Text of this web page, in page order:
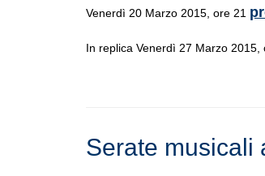
Venerdì 20 Marzo 2015, ore 21
In replica Venerdì 27 Marzo 2015,
Serate musicali